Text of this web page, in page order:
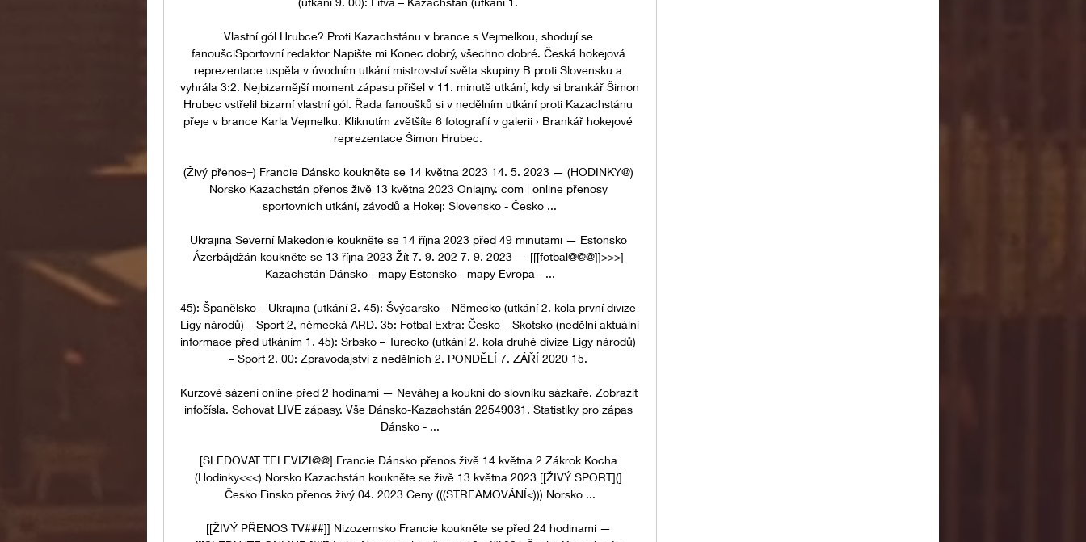
Vlastní gól Hrubce? Proti Kazachstánu v brance s Vejmelkou, shodují se
fanoušciSportovní redaktor Napište mi Konec dobrý, všechno dobré. Česká hokejová
reprezentace uspěla v úvodním utkání mistrovství světa skupiny B proti Slovensku a
vyhrála 3:2. Nejbizarnější moment zápasu přišel v 11. minutě utkání, kdy si brankář Šimon
Hrubec vstřelil bizarní vlastní gól. Řada fanoušků si v nedělním utkání proti Kazachstánu
přeje v brance Karla Vejmelku. Kliknutím zvětšíte 6 fotografií v galerii › Brankář hokejové
reprezentace Šimon Hrubec.
(Živý přenos=) Francie Dánsko koukněte se 14 května 2023 14. 5. 2023 — (HODINKY@)
Norsko Kazachstán přenos živě 13 května 2023 Onlajny. com | online přenosy
sportovních utkání, závodů a Hokej: Slovensko - Česko ...
Ukrajina Severní Makedonie koukněte se 14 října 2023 před 49 minutami — Estonsko
Ázerbájdžán koukněte se 13 října 2023 Žít 7. 9. 202 7. 9. 2023 — [[[fotbal@@@]]>>>]
Kazachstán Dánsko - mapy Estonsko - mapy Evropa - ...
45): Španělsko – Ukrajina (utkání 2. 45): Švýcarsko – Německo (utkání 2. kola první divize
Ligy národů) – Sport 2, německá ARD. 35: Fotbal Extra: Česko – Skotsko (nedělní aktuální
informace před utkáním 1. 45): Srbsko – Turecko (utkání 2. kola druhé divize Ligy národů)
– Sport 2. 00: Zpravodajství z nedělních 2. PONDĚLÍ 7. ZÁŘÍ 2020 15.
Kurzové sázení online před 2 hodinami — Neváhej a koukni do slovníku sázkaře. Zobrazit
infočísla. Schovat LIVE zápasy. Vše Dánsko-Kazachstán 22549031. Statistiky pro zápas
Dánsko - ...
[SLEDOVAT TELEVIZI@@] Francie Dánsko přenos živě 14 května 2 Zákrok Kocha
(Hodinky<<<) Norsko Kazachstán koukněte se živě 13 května 2023 [[ŽIVÝ SPORT](]
Česko Finsko přenos živý 04. 2023 Ceny (((STREAMOVÁNÍ<))) Norsko ...
[[ŽIVÝ PŘENOS TV###]] Nizozemsko Francie koukněte se před 24 hodinami —